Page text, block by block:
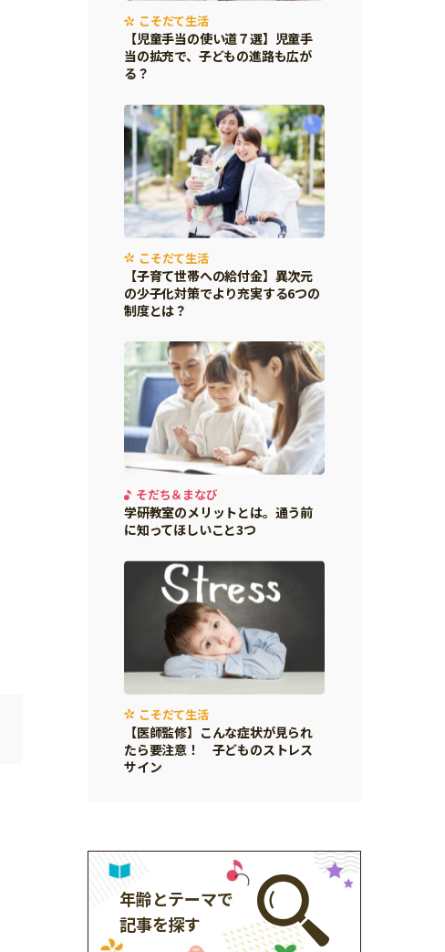
こそだて生活
【児童手当の使い道７選】児童手
当の拡充で、子どもの進路も広が
る？
こそだて生活
【子育て世帯への給付金】異次元
の少子化対策でより充実する6つの
制度とは？
そだち＆まなび
学研教室のメリットとは。通う前
に知ってほしいこと3つ
こそだて生活
【医師監修】こんな症状が見られ
たら要注意！ 子どものストレス
サイン
年齢とテーマで
記事を探す